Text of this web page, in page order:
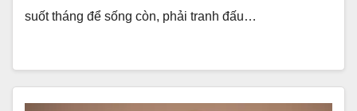
suốt tháng để sống còn, phải tranh đấu…